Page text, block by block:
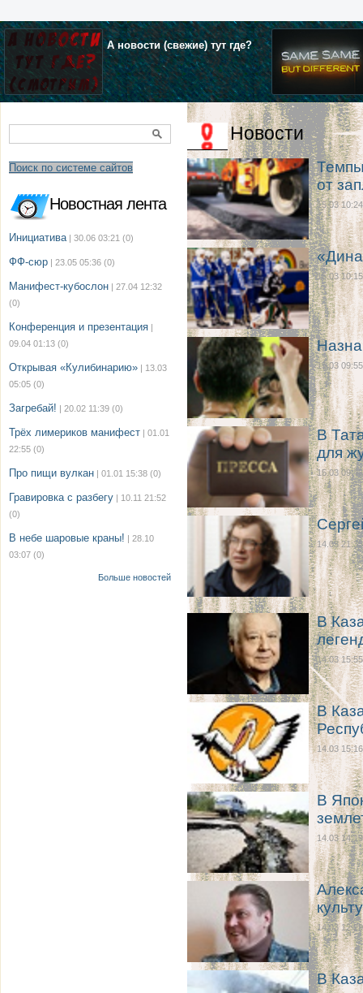
А новости (свежие) тут где?
Поиск по системе сайтов
Новостная лента
Инициатива | 30.06 03:21 (0)
ФФ-сюр | 23.05 05:36 (0)
Манифест-кубослон | 27.04 12:32
(0)
Конференция и презентация |
09.04 01:13 (0)
Открывая «Кулибинарию» | 13.03
05:05 (0)
Загребай! | 20.02 11:39 (0)
Трёх лимериков манифест | 01.01
22:55 (0)
Про пищи вулкан | 01.01 15:38 (0)
Гравировка с разбегу | 10.11 21:52
(0)
В небе шаровые краны! | 28.10
03:07 (0)
Больше новостей
Новости
от
15.03 10:24
15.03 10:15
15.03 09:55
В
для
15.03 09:46
14.03 21:35
В
14.03 15:55
В
14.03 15:16
В
14.03 14:19
14.03 12:29
В